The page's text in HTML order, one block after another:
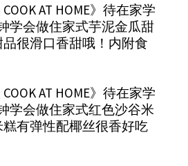
AT HOME》待在家学
学会做住家式芋泥金瓜甜
很滑口香甜哦！内附食
AT HOME》待在家学
学会做住家式红色沙谷米
有弹性配椰丝很香好吃